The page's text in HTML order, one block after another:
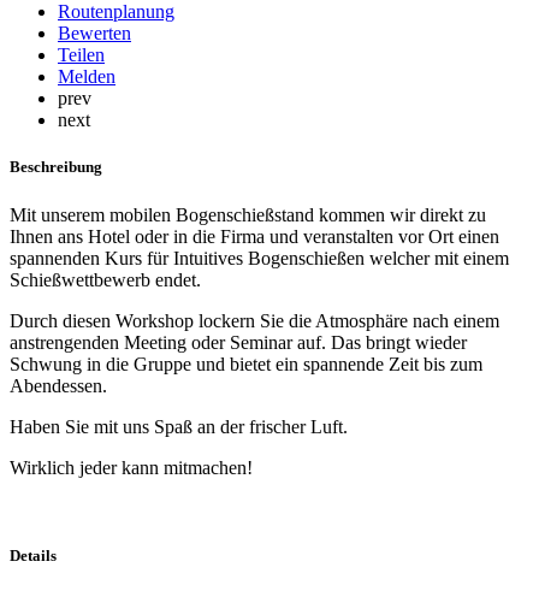
Routenplanung
Bewerten
Teilen
Melden
prev
next
Beschreibung
Mit unserem mobilen Bogenschießstand kommen wir direkt zu
Ihnen ans Hotel oder in die Firma und veranstalten vor Ort einen
spannenden Kurs für Intuitives Bogenschießen welcher mit einem
Schießwettbewerb endet.
Durch diesen Workshop lockern Sie die Atmosphäre nach einem
anstrengenden Meeting oder Seminar auf. Das bringt wieder
Schwung in die Gruppe und bietet ein spannende Zeit bis zum
Abendessen.
Haben Sie mit uns Spaß an der frischer Luft.
Wirklich jeder kann mitmachen!
Details